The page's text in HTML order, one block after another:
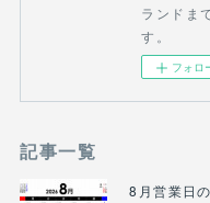
ランドま
す。
フォロ
記事一覧
8月営業日